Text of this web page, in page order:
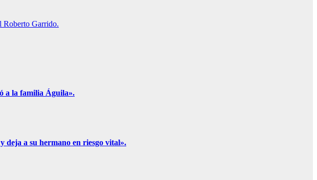
Roberto Garrido.
a la familia Águila».
deja a su hermano en riesgo vital».